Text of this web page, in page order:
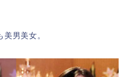
男美女。